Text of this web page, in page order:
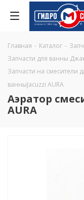
Главная - Каталог -
Запчасти для ванны
Запчасти на смесители
ванныJacuzzi AURA
Аэратор
AURA